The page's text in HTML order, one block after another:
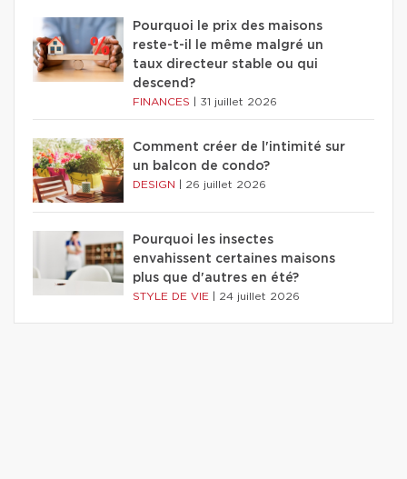
Pourquoi le prix des maisons
reste-t-il le même malgré un
taux directeur stable ou qui
descend?
FINANCES 31 juillet 2026
Comment créer de l'intimité sur
un balcon de condo?
DESIGN 26 juillet 2026
Pourquoi les insectes
envahissent certaines maisons
plus que d'autres en été?
STYLE DE VIE 24 juillet 2026